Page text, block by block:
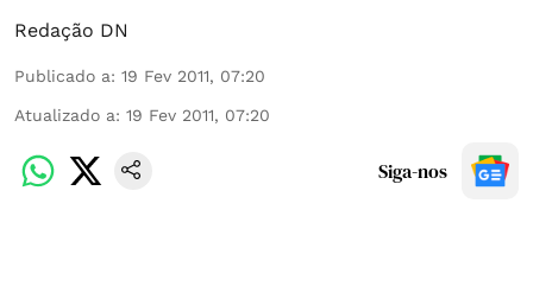
Redação DN
Publicado a: 19 Fev 2011, 07:20
Atualizado a: 19 Fev 2011, 07:20
Siga-nos